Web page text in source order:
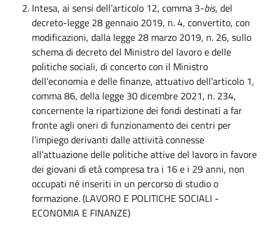
Intesa, ai sensi dell’articolo 12, comma 3-bis, del
decreto-legge 28 gennaio 2019, n. 4, convertito, con
modificazioni, dalla legge 28 marzo 2019, n. 26, sullo
schema di decreto del Ministro del lavoro e delle
politiche sociali, di concerto con il Ministro
dell’economia e delle finanze, attuativo dell’articolo 1,
comma 86, della legge 30 dicembre 2021, n. 234,
concernente la ripartizione dei fondi destinati a far
fronte agli oneri di funzionamento dei centri per
l’impiego derivanti dalle attività connesse
all’attuazione delle politiche attive del lavoro in favore
dei giovani di età compresa tra i 16 e i 29 anni, non
occupati né inseriti in un percorso di studio o
formazione. (LAVORO E POLITICHE SOCIALI -
ECONOMIA E FINANZE)